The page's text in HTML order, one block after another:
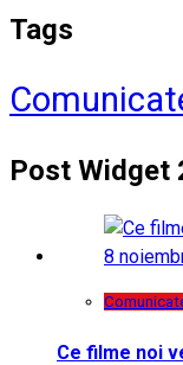
Tags
Post Widget
Ce filme noi